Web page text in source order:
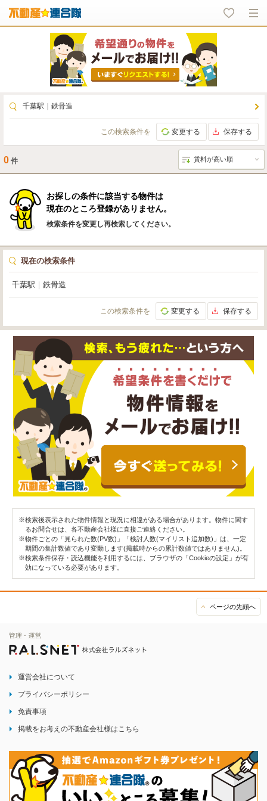
千葉駅 鉄骨造
この検索条件を 変更する 保存する
0 件
お探しの条件に該当する物件は
現在のところ登録がありません。
検索条件を変更し再検索してください。
現在の検索条件
千葉駅 鉄骨造
この検索条件を 変更する 保存する
※検索後表示された物件情報と現況に相違がある場合があります。物件に関す
るお問合せは、各不動産会社様に直接ご連絡ください。
※物件ごとの「見られた数(PV数)」「検討人数(マイリスト追加数)」は、一定
期間の集計数値であり変動します(掲載時からの累計数値ではありません)。
※検索条件保存・読込機能を利用するには、ブラウザの「Cookieの設定」が有
効になっている必要があります。
ページの先頭へ
運営会社について
プライバシーポリシー
免責事項
掲載をお考えの不動産会社様はこちら